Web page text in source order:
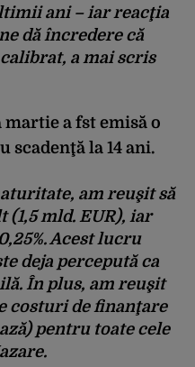
ani – iar reacţia
dă încredere că
a mai scris
a fst emisă o
scadenţă la 14 ani.
am reuşit să
mld. EUR), iar
Acest lucru
deja percepută ca
În plus, am reuşit
costuri de finanţare
pentru toate cele